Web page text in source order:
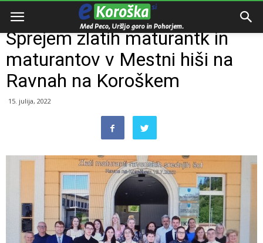
Domov
Sprejem zlatih maturantk in
maturantov v Mestni hiši na
Ravnah na Koroškem
15. julija, 2022